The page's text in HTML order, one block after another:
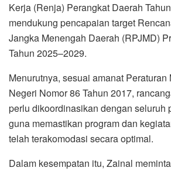
Kerja (Renja) Perangkat Daerah
mendukung pencapaian target
Jangka Menengah Daerah (RPJMD)
Tahun 2025–2029.
Menurutnya, sesuai amanat Peraturan
Negeri Nomor 86 Tahun 2017,
perlu dikoordinasikan dengan seluruh
guna memastikan program dan
telah terakomodasi secara optimal.
Dalam kesempatan itu, Zainal